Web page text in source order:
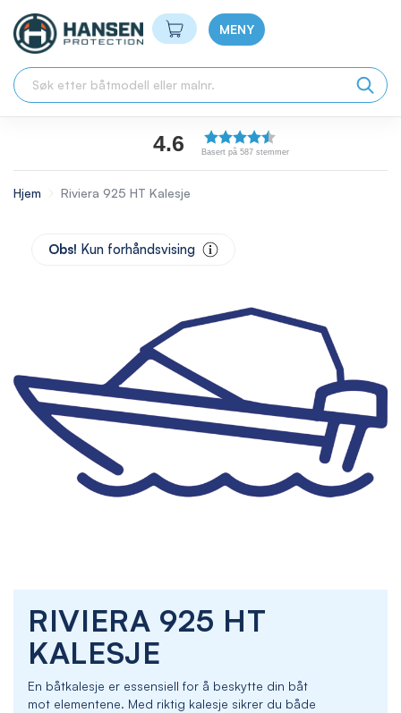
Min handlekurv
MENY
4.6 Basert på 587 stemmer
Hjem Riviera 925 HT Kalesje
RIVIERA 925 HT
KALESJE
En båtkalesje er essensiell for å beskytte din båt
mot elementene. Med riktig kalesje sikrer du både
Obs! Kun forhåndsvising
the
beginning
the
images